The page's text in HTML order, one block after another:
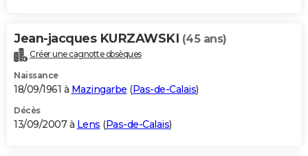
Jean-jacques KURZAWSKI (45 ans)
Créer une cagnotte obsèques
Naissance
18/09/1961 à Mazingarbe (Pas-de-Calais)
Décès
13/09/2007 à Lens (Pas-de-Calais)